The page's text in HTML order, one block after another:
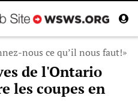
nous ce qu’il nous faut!»
de l'Ontario
les coupes en